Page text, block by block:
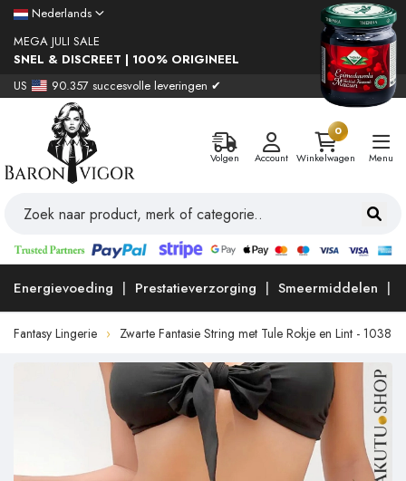
Nederlands
MEGA JULI SALE
SNEL & DISCREET | 100% ORIGINEEL
US
90.357 succesvolle leveringen ✔
Volgen Account
0
Winkelwagen
Menu
Energievoeding Prestatieverzorging Smeermiddelen
Fantasy Lingerie Zwarte Fantasie String met Tule Rokje en Lint - 1038